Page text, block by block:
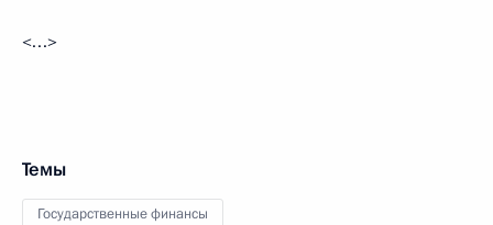
<…>
Темы
Государственные финансы